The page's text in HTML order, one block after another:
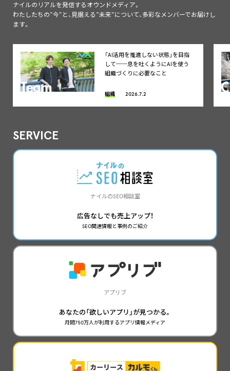
ナイルのリアルを発信するオウンドメディア。
わたしたちの“今”と、見据える“未来”について、多彩なメンバーでお届けし
ます。
「AI活用を推進しない状態」を目指
して──息を吐くようにAIを使う
組織づくりに必要なこと
組織 2026.7.2
SERVICE
ナイルのSEO相談室
広告なしでも売上アップ！
SEO関連情報と事例のご紹介
アプリブ
あなたの「欲しいアプリ」が見つかる。
月間750万人が利用するアプリ情報メディア